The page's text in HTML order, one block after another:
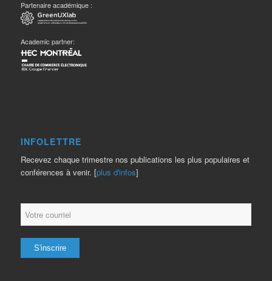
Partenaire académique :
Academic partner:
INFOLETTRE
Recevez chaque trimestre nos publications les plus populaires et
conférences à venir. [plus d'infos]